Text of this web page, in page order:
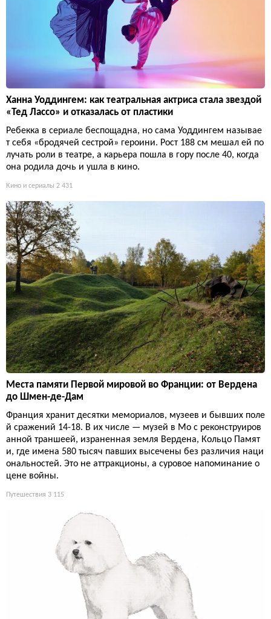
Ханна Уоддингем: как театральная актриса стала звездой
«Тед Лассо» и отказалась от пластики
Ребекка в сериале беспощадна, но сама Уоддингем называе
т себя «бродячей сестрой» героини. Рост 188 см мешал ей по
лучать роли в театре, а карьера пошла в гору после 40, когда
она родила дочь и ушла в кино.
Кино и сериалы 2 431
Места памяти Первой мировой во Франции: от Вердена
до Шмен-де-Дам
Франция хранит десятки мемориалов, музеев и бывших поле
й сражений 14-18. В их числе — музей в Мо с реконструиров
анной траншеей, израненная земля Вердена, Кольцо Памят
и, где имена 580 тысяч павших высечены без различия наци
ональностей. Это не аттракционы, а суровое напоминание о
цене войны.
Путешествия 3 115